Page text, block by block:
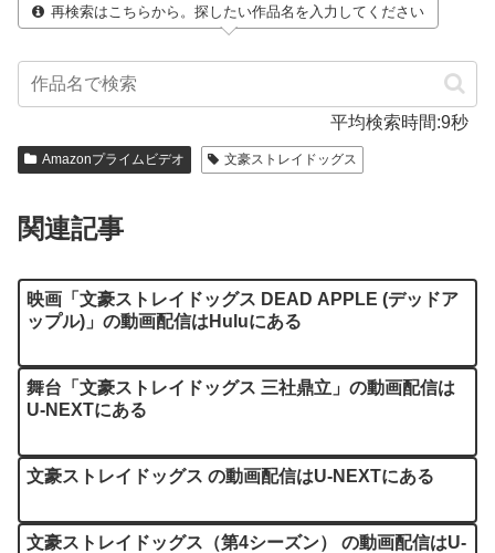
再検索はこちらから。探したい作品名を入力してください
平均検索時間:9秒
Amazonプライムビデオ 文豪ストレイドッグス
関連記事
映画「文豪ストレイドッグス DEAD APPLE (デッドア
ップル)」の動画配信はHuluにある
舞台「文豪ストレイドッグス 三社鼎立」の動画配信は
U-NEXTにある
文豪ストレイドッグス の動画配信はU-NEXTにある
文豪ストレイドッグス（第4シーズン） の動画配信はU-